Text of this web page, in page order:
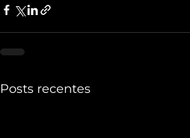
Posts recentes